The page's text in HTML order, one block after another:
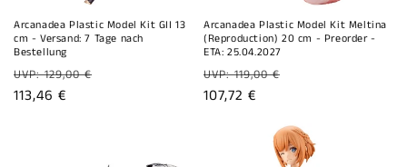
Arcanadea Plastic Model Kit GII 13
cm - Versand: 7 Tage nach
Bestellung
Normaler
Preis
UVP: 129,00 €
Verkaufspreis
113,46 €
Arcanadea Plastic Model Kit Meltina
(Reproduction) 20 cm - Preorder -
ETA: 25.04.2027
Normaler
Preis
UVP: 119,00 €
Verkaufspreis
107,72 €